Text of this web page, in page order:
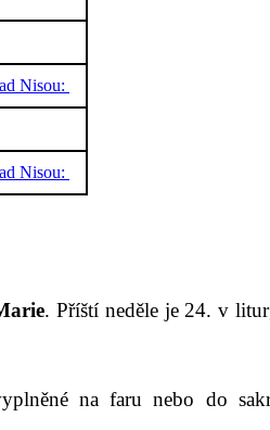
Nisou:
Nisou:
. Příští neděle je 24. v
na faru nebo do